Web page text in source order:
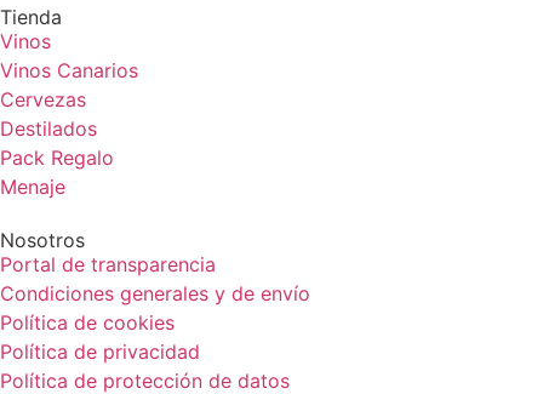
Tienda
Vinos
Vinos Canarios
Cervezas
Destilados
Pack Regalo
Menaje
Nosotros
Portal de transparencia
Condiciones generales y de envío
Política de cookies
Política de privacidad
Política de protección de datos